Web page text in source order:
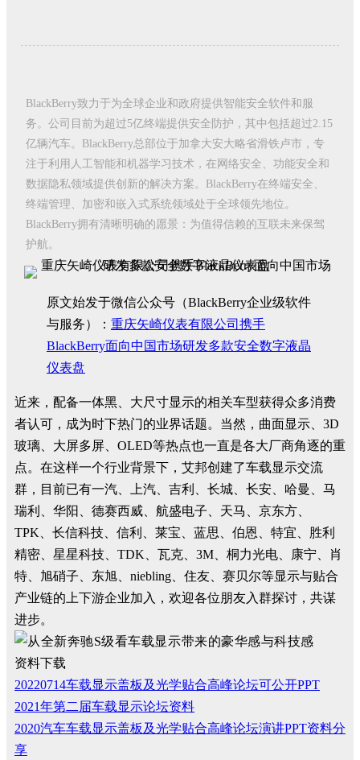
BlackBerry致力于为全球企业和政府提供智能安全软件和服
务。公司目前为超过5亿终端提供安全防护，其中包括超过2.15
亿辆汽车。BlackBerry总部位于加拿大安大略省滑铁卢市，专
注于利用人工智能和机器学习技术，在网络安全、功能安全和
数据隐私领域提供创新的解决方案。BlackBerry在终端安全、
终端管理、加密和嵌入式系统领域处于全球领先地位。
BlackBerry拥有清晰明确的愿景：为值得信赖的互联未来保驾
护航。
原文始发于微信公众号（BlackBerry企业级软件
与服务）： 重庆矢崎仪表有限公司携手
BlackBerry面向中国市场研发多款安全数字液晶
仪表盘
近来，配备一体黑、大尺寸显示的相关车型获得众多消费
者认可，成为时下热门的业界话题。当然，曲面显示、3D
玻璃、大屏多屏、OLED等热点也一直是各大厂商角逐的重
点。在这样一个行业背景下，艾邦创建了车载显示交流
群，目前已有一汽、上汽、吉利、长城、长安、哈曼、马
瑞利、华阳、德赛西威、航盛电子、天马、京东方、
TPK、长信科技、信利、莱宝、蓝思、伯恩、特宜、胜利
精密、星星科技、TDK、瓦克、3M、桐力光电、康宁、肖
特、旭硝子、东旭、niebling、住友、赛贝尔等显示与贴合
产业链的上下游企业加入，欢迎各位朋友入群探讨，共谋
进步。
资料下载
20220714车载显示盖板及光学贴合高峰论坛可公开PPT
2021年第二届车载显示论坛资料
2020汽车车载显示盖板及光学贴合高峰论坛演讲PPT资料分
享